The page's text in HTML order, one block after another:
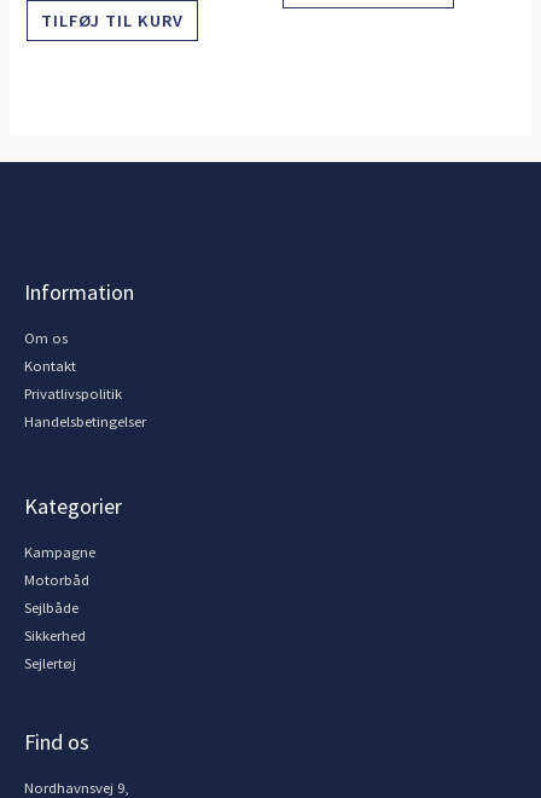
TILFØJ TIL KURV
Information
Om os
Kontakt
Privatlivspolitik
Handelsbetingelser
Kategorier
Kampagne
Motorbåd
Sejlbåde
Sikkerhed
Sejlertøj
Find os
Nordhavnsvej 9,